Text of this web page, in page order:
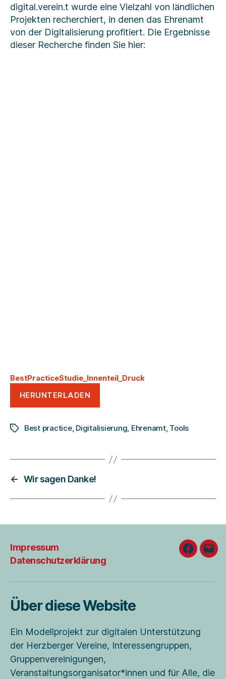
digital.verein.t wurde eine Vielzahl von ländlichen
Projekten recherchiert, in denen das Ehrenamt
von der Digitalisierung profitiert. Die Ergebnisse
dieser Recherche finden Sie hier:
BestPracticeStudie_Innenteil_Druck
HERUNTERLADEN
Schlagwörter
Best practice, Digitalisierung, Ehrenamt, Tools
← Wir sagen Danke!
Impressum
Datenschutzerklärung
E-
Über diese Website
Ein Modellprojekt zur digitalen Unterstützung
der Herzberger Vereine, Interessengruppen,
Gruppenvereinigungen,
Veranstaltungsorganisator*innen und für Alle, die